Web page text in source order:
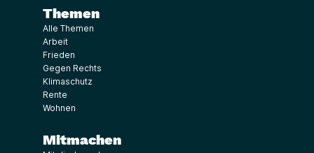
Themen
Alle Themen
Arbeit
Frieden
Gegen Rechts
Klimaschutz
Rente
Wohnen
Mitmachen